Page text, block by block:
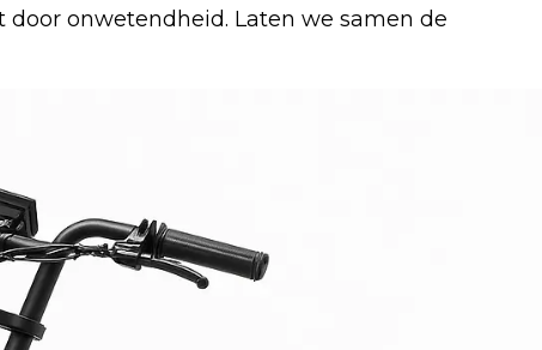
onwetendheid. Laten we samen de